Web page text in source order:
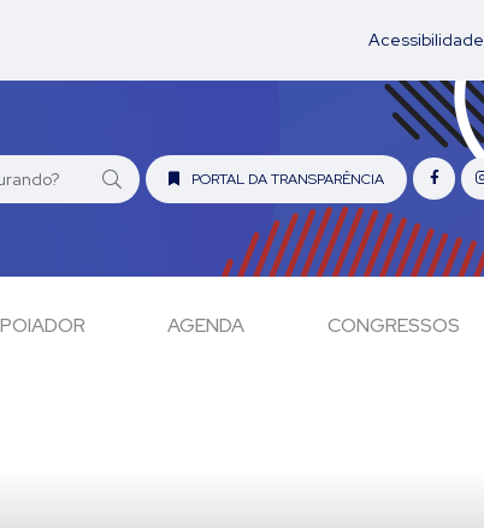
Acessibilidade
PORTAL DA TRANSPARÊNCIA
AGENDA CONGRESSOS